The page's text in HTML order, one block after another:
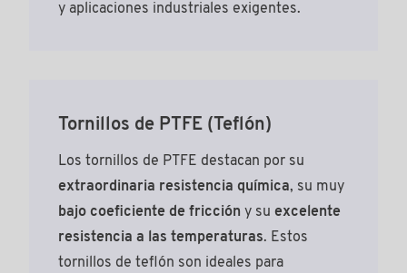
y aplicaciones industriales exigentes.
Tornillos de PTFE (Teflón)
Los tornillos de PTFE destacan por su
extraordinaria resistencia química, su muy
bajo coeficiente de fricción y su excelente
resistencia a las temperaturas. Estos
tornillos de teflón son ideales para